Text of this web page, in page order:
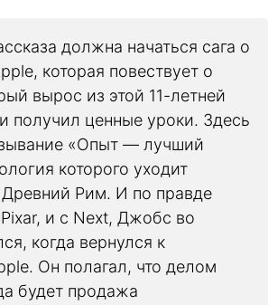
должна начаться сага о
которая повествует о
вырос из этой 11-летней
получил ценные уроки. Здесь
«Опыт — лучший
которого уходит
Рим. И по правде
и с Next, Джобс во
когда вернулся к
Он полагал, что делом
будет продажа